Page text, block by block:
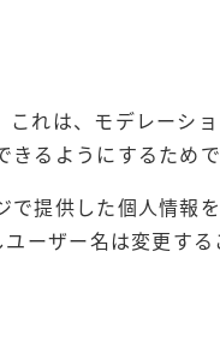
れは、モデレーシ
るようにするためで
提供した個人情報
ーザー名は変更す